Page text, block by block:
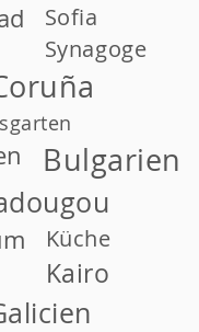
Sofia
Synagoge
Bulgarien
Küche
Kairo